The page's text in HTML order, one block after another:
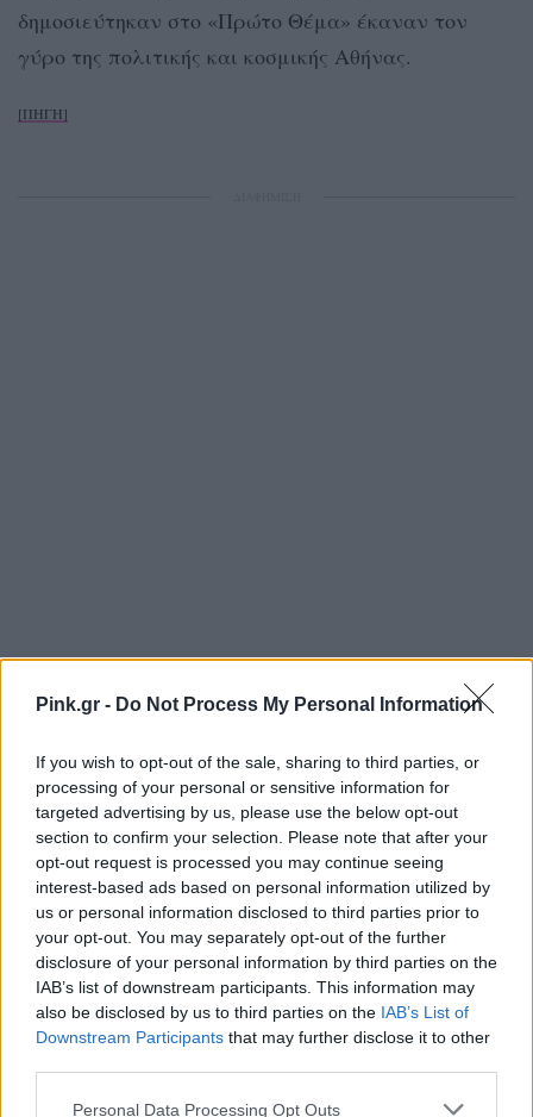
Pink.gr - Do Not Process My Personal Information
If you wish to opt-out of the sale, sharing to third parties, or
processing of your personal or sensitive information for
targeted advertising by us, please use the below opt-out
section to confirm your selection. Please note that after your
opt-out request is processed you may continue seeing
interest-based ads based on personal information utilized by
us or personal information disclosed to third parties prior to
your opt-out. You may separately opt-out of the further
disclosure of your personal information by third parties on the
IAB’s list of downstream participants. This information may
also be disclosed by us to third parties on the IAB’s List of
Downstream Participants that may further disclose it to other
Personal Data Processing Opt Outs
δημοσιεύτηκαν στο «Πρώτο Θέμα» έκαναν τον
γύρο της πολιτικής και κοσμικής Αθήνας.
[ΠΗΓΗ]
Ακολουθήστε το Pink.gr στοGoogle Newsκαι
μάθετε πρώτοιτα πιο hot νέα.
Ακολουθήστε το Pink.gr και στοInstagram
ΔΙΑΦΗΜΙΣΗ